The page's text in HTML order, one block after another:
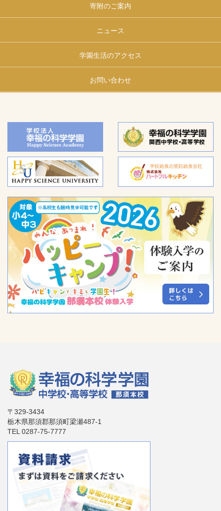
寄附のご案内
ニュース
学園生活のアクセス
お問い合わせ
〒329-3434
栃木県那須郡那須町梁瀬487-1
TEL 0287-75-7777